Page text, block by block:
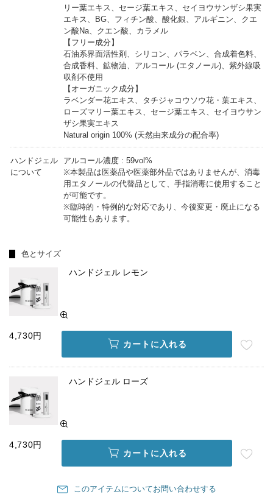
リー葉エキス、セージ葉エキス、セイヨウサンザシ果実
エキス、BG、フィチン酸、酸化銀、アルギニン、クエ
ン酸Na、クエン酸、カラメル
【フリー成分】
石油系界面活性剤、シリコン、パラベン、合成着色料、
合成香料、鉱物油、アルコール (エタノール)、紫外線吸
収剤不使用
【オーガニック成分】
ラベンダー花エキス、タチジャコウソウ花・葉エキス、
ローズマリー葉エキス、セージ葉エキス、セイヨウサン
ザシ果実エキス
Natural origin 100% (天然由来成分の配合率)
ハンドジェル
について
アルコール濃度 : 59vol%
※本製品は医薬品や医薬部外品ではありませんが、消毒
用エタノールの代替品として、手指消毒に使用すること
が可能です。
※臨時的・特例的な対応であり、今後変更・廃止になる
可能性もあります。
色とサイズ
ハンドジェル レモン
4,730円
カートに入れる
ハンドジェル ローズ
4,730円
カートに入れる
このアイテムについてお問い合わせする